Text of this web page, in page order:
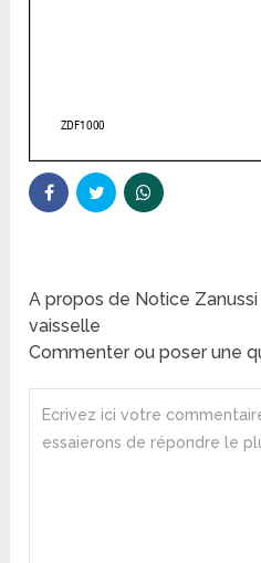
A propos de Notice
vaisselle
Commenter ou poser une